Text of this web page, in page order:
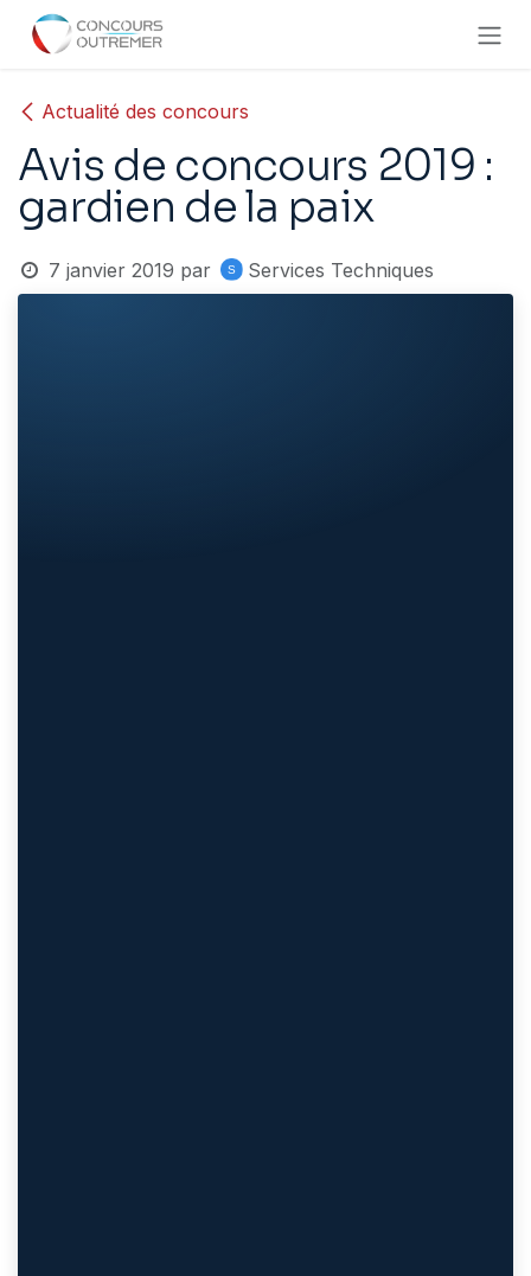
Se rendre au contenu
Actualité des concours
Avis de concours 2019 :
gardien de la paix
7 janvier 2019 par Services Techniques